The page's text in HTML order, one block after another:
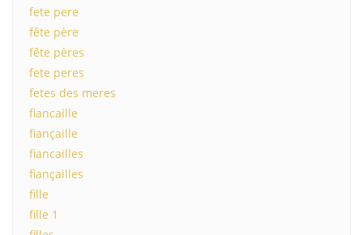
fete pere
fête père
fête pères
fete peres
fetes des meres
fiancaille
fiançaille
fiancailles
fiançailles
fille
fille 1